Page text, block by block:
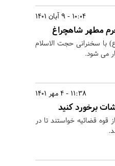
10:04 - 9 آبان 1401
مطهر شاهچراغ
با سخنرانی حجت الاسلام
11:38 - 4 مهر 1401
قضائیه خواستند تا در